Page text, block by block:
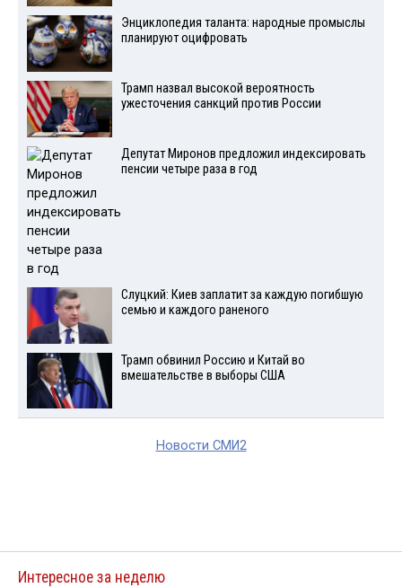
Энциклопедия таланта: народные промыслы
планируют оцифровать
Трамп назвал высокой вероятность
ужесточения санкций против России
Депутат Миронов предложил индексировать
пенсии четыре раза в год
Слуцкий: Киев заплатит за каждую погибшую
семью и каждого раненого
Трамп обвинил Россию и Китай во
вмешательстве в выборы США
Новости СМИ2
Интересное за неделю